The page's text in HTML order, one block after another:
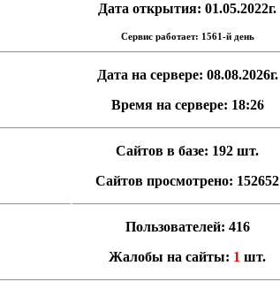
Дата открытия: 01.05.2022г.
Сервис работает: 1561-й день
Дата на сервере: 08.08.2026г.
Время на сервере: 18:26
Сайтов в базе: 192 шт.
Сайтов просмотрено: 152652
Пользователей: 416
Жалобы на сайты: 1 шт.